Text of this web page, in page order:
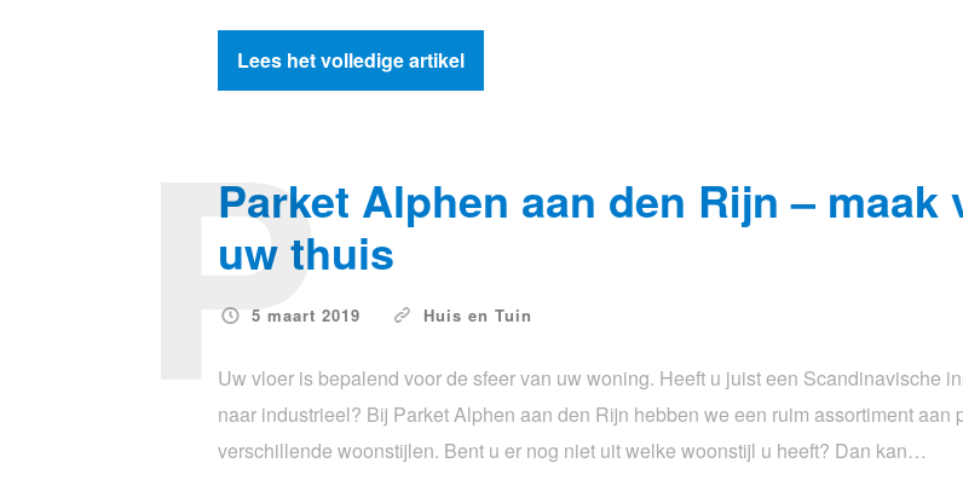
Lees het volledige artikel
Parket Alphen aan den Rijn – maak
uw thuis
5 maart 2019 Huis en Tuin
P
Uw vloer is bepalend voor de sfeer van uw woning. Heeft u juist een Scandinavische
naar industrieel? Bij Parket Alphen aan den Rijn hebben we een ruim assortiment aan
verschillende woonstijlen. Bent u er nog niet uit welke woonstijl u heeft? Dan kan…